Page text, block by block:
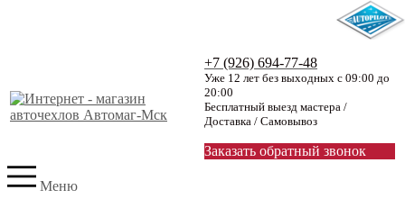
+7 (926) 694-77-48
Уже 12 лет без выходных с 09:00 до
20:00
Бесплатный выезд мастера /
Доставка / Самовывоз
Заказать обратный звонок
Меню